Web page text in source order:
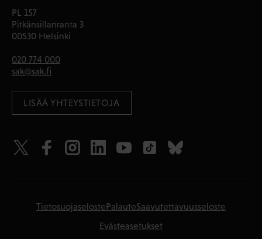
PL 157
Pitkänsillanranta 3
00530 Helsinki
020 774 000
sak@sak.fi
LISÄÄ YHTEYSTIETOJA
TietosuojaselostePalauteSaavutettavuusseloste
Evästeasetukset